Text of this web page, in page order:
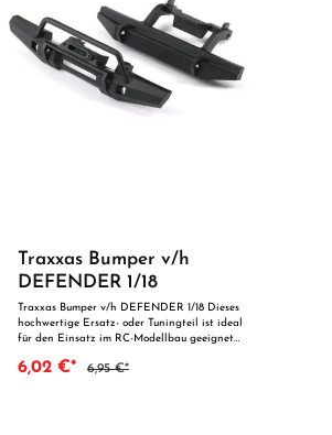
Traxxas Bumper v/h
DEFENDER 1/18
Traxxas Bumper v/h DEFENDER 1/18 Dieses
hochwertige Ersatz- oder Tuningteil ist ideal
für den Einsatz im RC-Modellbau geeignet
zuverlässige Qualität. Dank der perfekten
6,02 €* 6,95 €*